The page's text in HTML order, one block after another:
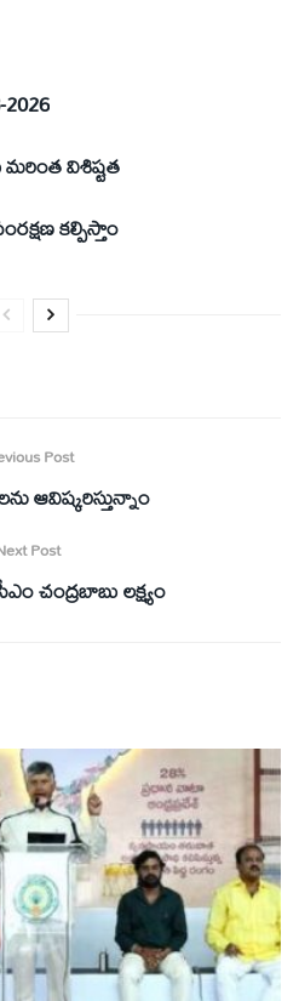
మరింత విశిష్టత
కల్పిస్తాం
Post
ఆవిష్కరిస్తున్నాం
Post
చంద్రబాబు లక్ష్యం